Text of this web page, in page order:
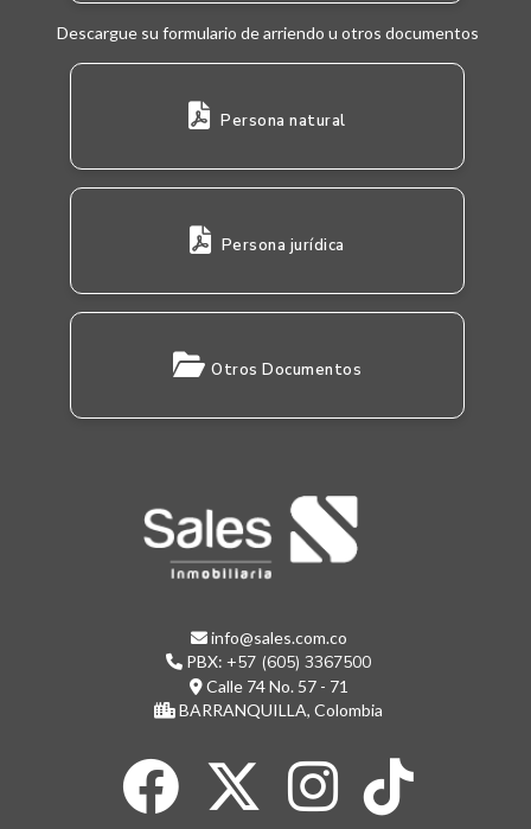
Descargue su formulario de arriendo u otros documentos
Persona natural
Persona jurídica
Otros Documentos
info@sales.com.co
PBX: +57 (605) 3367500
Calle 74 No. 57 - 71
BARRANQUILLA, Colombia